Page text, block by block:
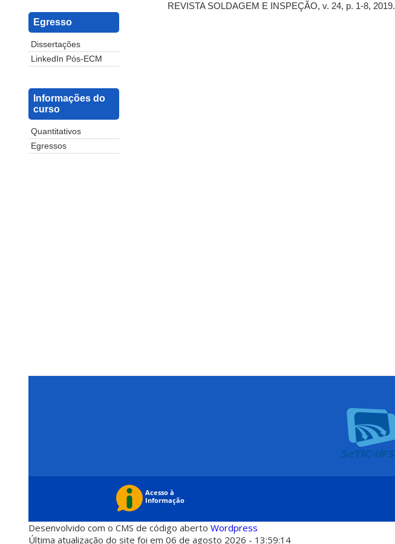
Egresso
Dissertações
LinkedIn Pós-ECM
Informações do
curso
Quantitativos
Egressos
REVISTA SOLDAGEM E INSPEÇÃO, v. 24, p. 1-8, 2019.
Desenvolvido com o CMS de código aberto Wordpress
Última atualização do site foi em 06 de agosto 2026 - 13:59:14